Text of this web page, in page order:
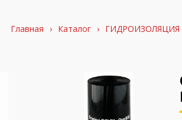
Главная › Каталог › ГИДРОИЗОЛЯЦИЯ